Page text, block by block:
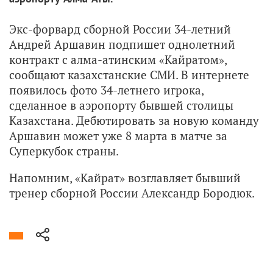
Экс-форвард сборной России 34-летний
Андрей Аршавин подпишет однолетний
контракт с алма-атинским «Кайратом»,
сообщают казахстанские СМИ. В интернете
появилось фото 34-летнего игрока,
сделанное в аэропорту бывшей столицы
Казахстана. Дебютировать за новую команду
Аршавин может уже 8 марта в матче за
Суперкубок страны.
Напомним, «Кайрат» возглавляет бывший
тренер сборной России Александр Бородюк.